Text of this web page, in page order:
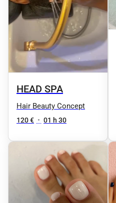
HEAD SPA
Hair Beauty Concept
120 € • 01 h 30